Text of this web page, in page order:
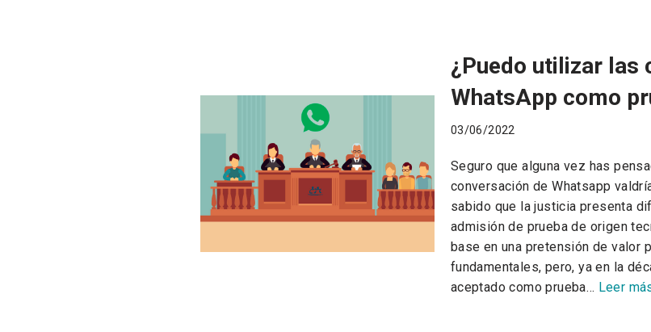
¿Puedo utilizar las
WhatsApp como
03/06/2022
Seguro que alguna vez has
conversación de Whatsapp
sabido que la justicia presenta
admisión de prueba de origen
base en una pretensión de valor
fundamentales, pero, ya en la
aceptado como prueba… Leer